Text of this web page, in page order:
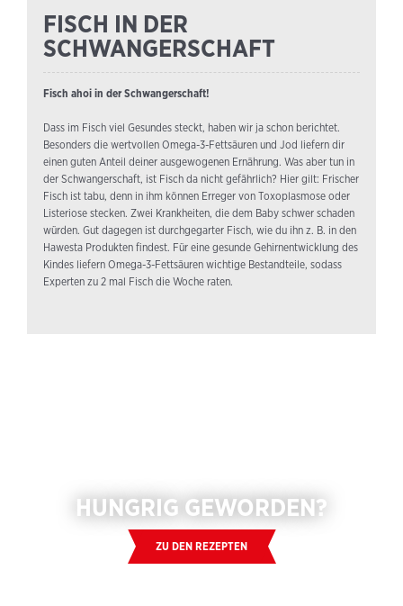
FISCH IN DER
SCHWANGERSCHAFT
Fisch ahoi in der Schwangerschaft!
Dass im Fisch viel Gesundes steckt, haben wir ja schon berichtet.
Besonders die wertvollen Omega-3-Fettsäuren und Jod liefern dir
einen guten Anteil deiner ausgewogenen Ernährung. Was aber tun in
der Schwangerschaft, ist Fisch da nicht gefährlich? Hier gilt: Frischer
Fisch ist tabu, denn in ihm können Erreger von Toxoplasmose oder
Listeriose stecken. Zwei Krankheiten, die dem Baby schwer schaden
würden. Gut dagegen ist durchgegarter Fisch, wie du ihn z. B. in den
Hawesta Produkten findest. Für eine gesunde Gehirnentwicklung des
Kindes liefern Omega-3-Fettsäuren wichtige Bestandteile, sodass
Experten zu 2 mal Fisch die Woche raten.
HUNGRIG GEWORDEN?
ZU DEN REZEPTEN